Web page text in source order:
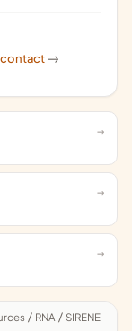
->
/ RNA / SIRENE